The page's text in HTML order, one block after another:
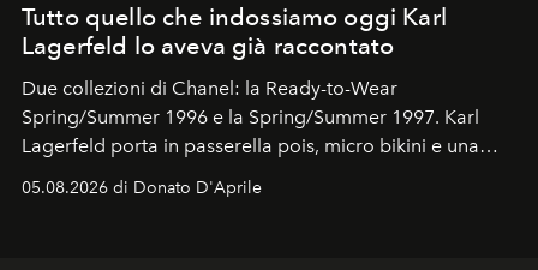
Tutto quello che indossiamo oggi Karl
Lagerfeld lo aveva già raccontato
Due collezioni di Chanel: la Ready-to-Wear
Spring/Summer 1996 e la Spring/Summer 1997. Karl
Lagerfeld porta in passerella pois, micro bikini e una
Kate, Claudia e Carla una dietro l'altra. Trent'anni dopo,
05.08.2026 di Donato D'Aprile